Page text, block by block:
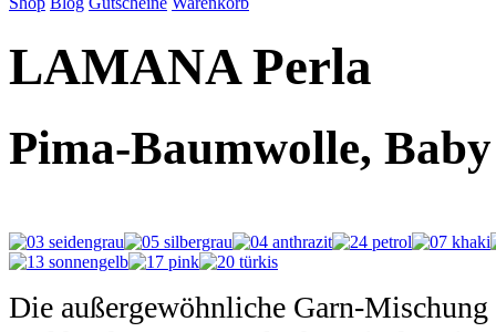
LAMANA Perla
Pima-Baumwolle,
Die außergewöhnliche Garn-